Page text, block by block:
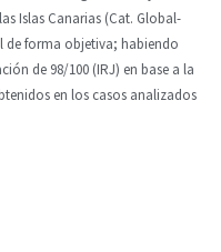
Islas Canarias (Cat. Global-
de forma objetiva; habiendo
de 98/100 (IRJ) en base a la
en los casos analizados